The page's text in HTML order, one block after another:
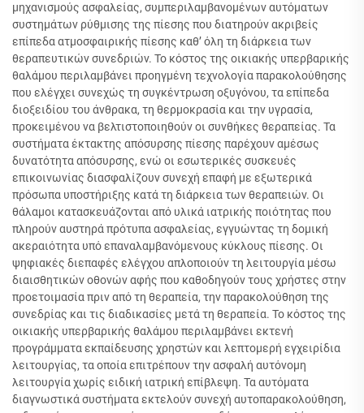
μηχανισμούς ασφαλείας, συμπεριλαμβανομένων αυτόματων
συστημάτων ρύθμισης της πίεσης που διατηρούν ακριβείς
επίπεδα ατμοσφαιρικής πίεσης καθ’ όλη τη διάρκεια των
θεραπευτικών συνεδριών. Το κόστος της οικιακής υπερβαρικής
θαλάμου περιλαμβάνει προηγμένη τεχνολογία παρακολούθησης
που ελέγχει συνεχώς τη συγκέντρωση οξυγόνου, τα επίπεδα
διοξειδίου του άνθρακα, τη θερμοκρασία και την υγρασία,
προκειμένου να βελτιστοποιηθούν οι συνθήκες θεραπείας. Τα
συστήματα έκτακτης απόσυρσης πίεσης παρέχουν αμέσως
δυνατότητα απόσυρσης, ενώ οι εσωτερικές συσκευές
επικοινωνίας διασφαλίζουν συνεχή επαφή με εξωτερικά
πρόσωπα υποστήριξης κατά τη διάρκεια των θεραπειών. Οι
θάλαμοι κατασκευάζονται από υλικά ιατρικής ποιότητας που
πληρούν αυστηρά πρότυπα ασφαλείας, εγγυώντας τη δομική
ακεραιότητα υπό επαναλαμβανόμενους κύκλους πίεσης. Οι
ψηφιακές διεπαφές ελέγχου απλοποιούν τη λειτουργία μέσω
διαισθητικών οθονών αφής που καθοδηγούν τους χρήστες στην
προετοιμασία πριν από τη θεραπεία, την παρακολούθηση της
συνεδρίας και τις διαδικασίες μετά τη θεραπεία. Το κόστος της
οικιακής υπερβαρικής θαλάμου περιλαμβάνει εκτενή
προγράμματα εκπαίδευσης χρηστών και λεπτομερή εγχειρίδια
λειτουργίας, τα οποία επιτρέπουν την ασφαλή αυτόνομη
λειτουργία χωρίς ειδική ιατρική επίβλεψη. Τα αυτόματα
διαγνωστικά συστήματα εκτελούν συνεχή αυτοπαρακολούθηση,